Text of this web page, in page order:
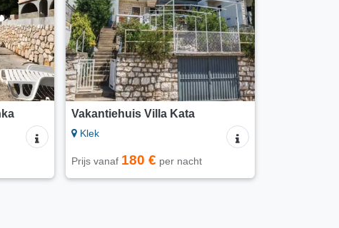
Vakantiehuis Villa Kata
Klek
Prijs vanaf 180 € per nacht